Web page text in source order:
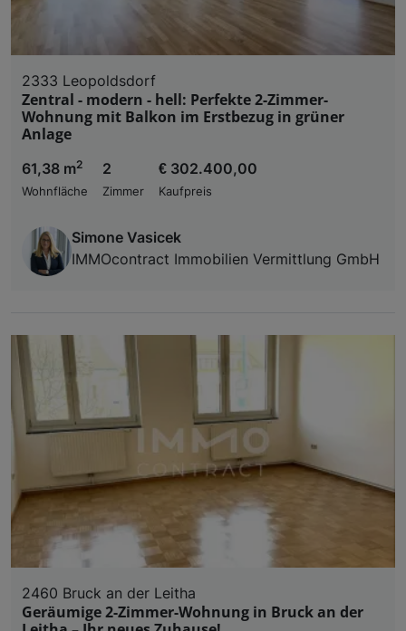
2333 Leopoldsdorf
Zentral - modern - hell: Perfekte 2-Zimmer-
Wohnung mit Balkon im Erstbezug in grüner
Anlage
61,38 m2
Wohnfläche
2
Zimmer
€ 302.400,00
Kaufpreis
Simone Vasicek
IMMOcontract Immobilien Vermittlung GmbH
2460 Bruck an der Leitha
Geräumige 2-Zimmer-Wohnung in Bruck an der